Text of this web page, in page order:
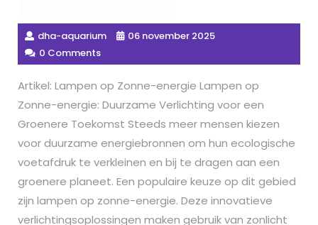
dha-aquarium
06 november 2025
0 Comments
Artikel: Lampen op Zonne-energie Lampen op
Zonne-energie: Duurzame Verlichting voor een
Groenere Toekomst Steeds meer mensen kiezen
voor duurzame energiebronnen om hun ecologische
voetafdruk te verkleinen en bij te dragen aan een
groenere planeet. Een populaire keuze op dit gebied
zijn lampen op zonne-energie. Deze innovatieve
verlichtingsoplossingen maken gebruik van zonlicht